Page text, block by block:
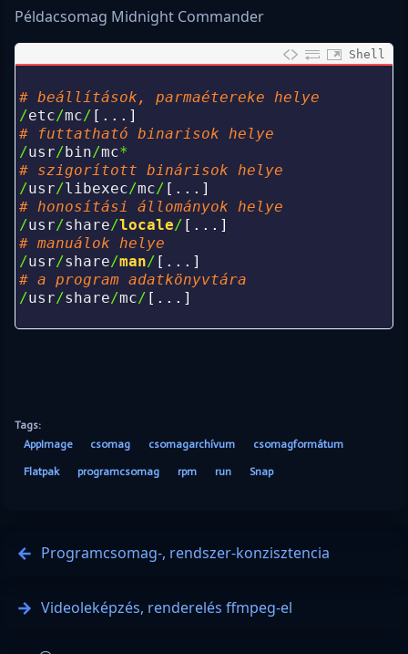
Példacsomag Midnight Commander
Shell
# beállítások, parmaétereke helye
/etc/mc/ [ . . . ]
# futtatható binarisok helye
/usr/ bin/mc*
# szigorított binárisok helye
/usr/libexec/mc/ [ . . . ]
# honosítási állományok helye
/usr/share/locale/ [ . . . ]
# manuálok helye
/usr/share/man/ [ . . . ]
# a program adatkönyvtára
/usr/share/mc/ [ . . . ]
Tags:
AppImage
csomag csomagarchívum csomagformátum
Flatpak programcsomag rpm run Snap
Programcsomag-, rendszer-konzisztencia
Videoleképzés, renderelés ffmpeg-el